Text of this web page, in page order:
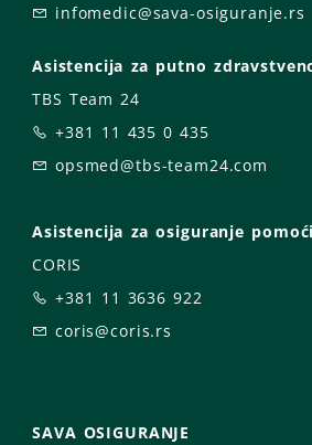
infomedic@sava-osiguranje.rs
Asistencija za putno
TBS Team 24
+381 11 435 0 435
opsmed@tbs-team24.com
Asistencija za osiguranje
CORIS
+381 11 3636 922
coris@coris.rs
SAVA OSIGURANJE